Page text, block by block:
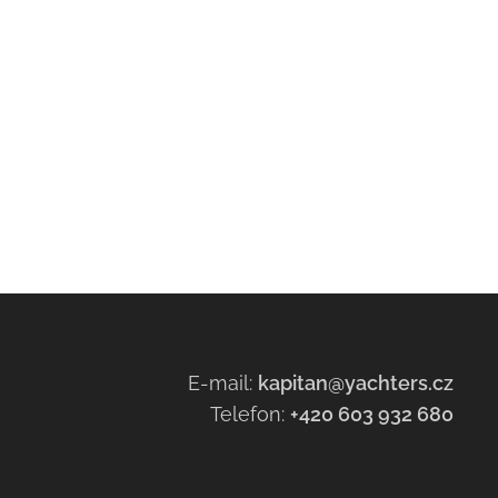
E-mail: kapitan@yachters.cz
Telefon: +420 603 932 680